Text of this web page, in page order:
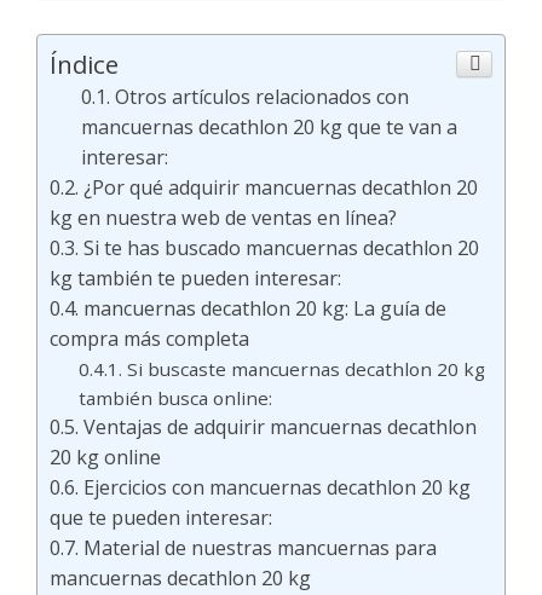
Índice
Otros artículos relacionados con
mancuernas decathlon 20 kg que te van a
interesar:
¿Por qué adquirir mancuernas decathlon 20
kg en nuestra web de ventas en línea?
Si te has buscado mancuernas decathlon 20
kg también te pueden interesar:
mancuernas decathlon 20 kg: La guía de
compra más completa
Si buscaste mancuernas decathlon 20 kg
también busca online:
Ventajas de adquirir mancuernas decathlon
20 kg online
Ejercicios con mancuernas decathlon 20 kg
que te pueden interesar:
Material de nuestras mancuernas para
mancuernas decathlon 20 kg